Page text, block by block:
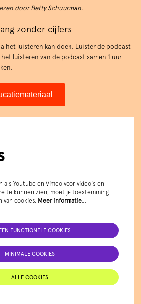
door Betty Schuurman.
zonder cijfers
het luisteren kan doen. Luister de podcast
luisteren van de podcast samen 1 uur
als Youtube en Vimeo voor video's en
te kunnen zien, moet je toestemming
van cookies. Meer informatie…
FUNCTIONELE COOKIES
MINIMALE COOKIES
ALLE COOKIES